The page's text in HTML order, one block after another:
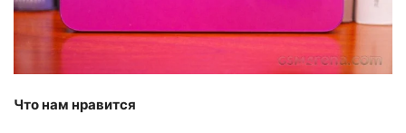
Что нам нравится